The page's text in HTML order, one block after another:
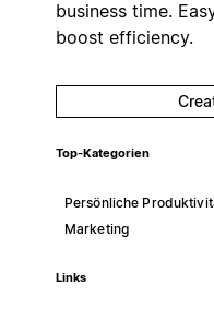
business time.
boost efficiency.
Top-Kategorien
Persönliche
Marketing
Links